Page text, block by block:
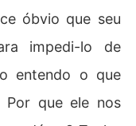
óbvio que seu
impedi-lo de
entendo o que
Por que ele nos